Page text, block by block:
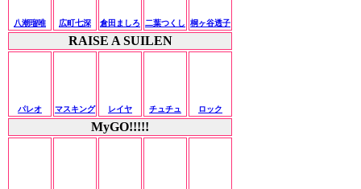
八潮瑠唯 広町七深 倉田ましろ 二葉つくし 桐ヶ谷透子
RAISE A SUILEN
パレオ マスキング レイヤ チュチュ ロック
MyGO!!!!!